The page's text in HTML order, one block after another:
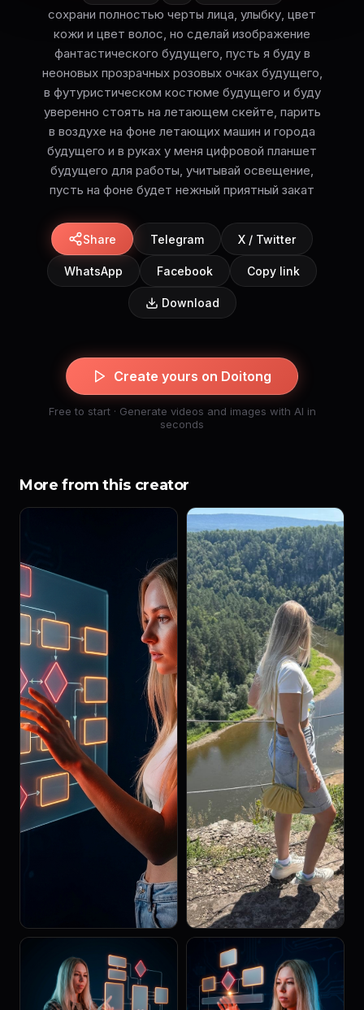
сохрани полностью черты лица, улыбку, цвет
кожи и цвет волос, но сделай изображение
фантастического будущего, пусть я буду в
неоновых прозрачных розовых очках будущего,
в футуристическом костюме будущего и буду
уверенно стоять на летающем скейте, парить
в воздухе на фоне летающих машин и города
будущего и в руках у меня цифровой планшет
будущего для работы, учитывай освещение,
пусть на фоне будет нежный приятный закат
Share Telegram X / Twitter
WhatsApp Facebook Copy link
Download
Create yours on Doitong
Free to start · Generate videos and images with AI in
seconds
More from this creator